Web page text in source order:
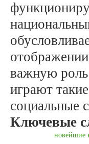
важную
играют
социальные
Ключевые
новейшие